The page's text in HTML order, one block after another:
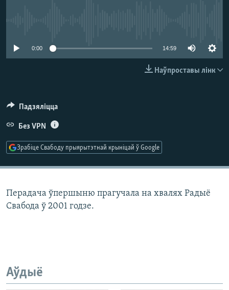
0:00 14:59
Наўпроставы лінк
Падзяліцца
Без VPN
Зрабіце Свабоду прыярытэтнай крыніцай ў Google
Перадача ўпершыню прагучала на хвалях Радыё
Свабода ў 2001 годзе.
Аўдыё